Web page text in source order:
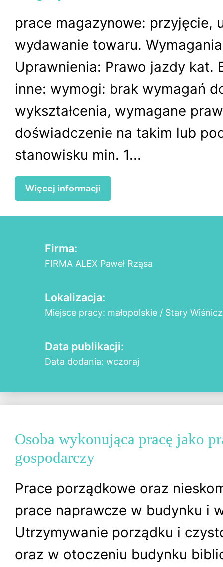
prace magazynowe: przyjęcie,
wydawanie towaru.
Uprawnienia: Prawo jazdy kat.
inne: wymogi: brak wymagań
wykształcenia, wymagane
doświadczenie na takim lub
stanowisku min. 1...
Więcej informacji
Firma:
FIRMA ALEX Paweł Rząsa
Lokalizacja:
Miejsce pracy: małopolskie / Stary Wiśnicz
Data publikacji:
Data dodania: wczoraj
Osoba wykonująca pracę jako
gospodarczy
Prace porządkowe oraz
prace naprawcze w budynku i
Utrzymywanie porządku i
oraz w otoczeniu budynku